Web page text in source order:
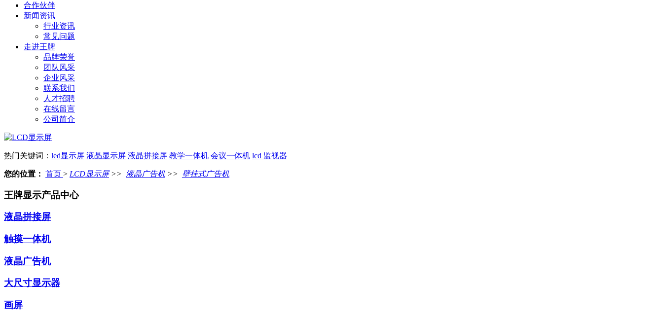
合作伙伴
新闻资讯
行业资讯
常见问题
走进王牌
品牌荣誉
团队风采
企业风采
联系我们
人才招聘
在线留言
公司简介
热门关键词： led显示屏 液晶显示屏 液晶拼接屏 教学一体机 会议一体机 lcd 监视器
您的位置： 首页 > LCD显示屏>> 液晶广告机 >> 壁挂式广告机
王牌显示产品中心
液晶拼接屏
触摸一体机
液晶广告机
大尺寸显示器
画屏